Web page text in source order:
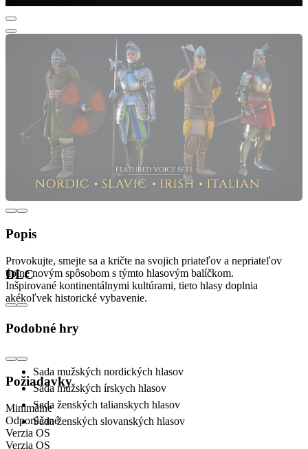
Popis
Provokujte, smejte sa a kričte na svojich priateľov a nepriateľov
úplne novým spôsobom s týmto hlasovým balíčkom.
Inšpirované kontinentálnymi kultúrami, tieto hlasy doplnia
akékoľvek historické vybavenie.
Obsahuje:
Sada mužských nordických hlasov
Sada mužských írskych hlasov
Sada ženských talianskych hlasov
Sada ženských slovanských hlasov
DLC
Podobné hry
Požiadavky
Minimálne
Odporúčané
Verzia OS
Verzia OS